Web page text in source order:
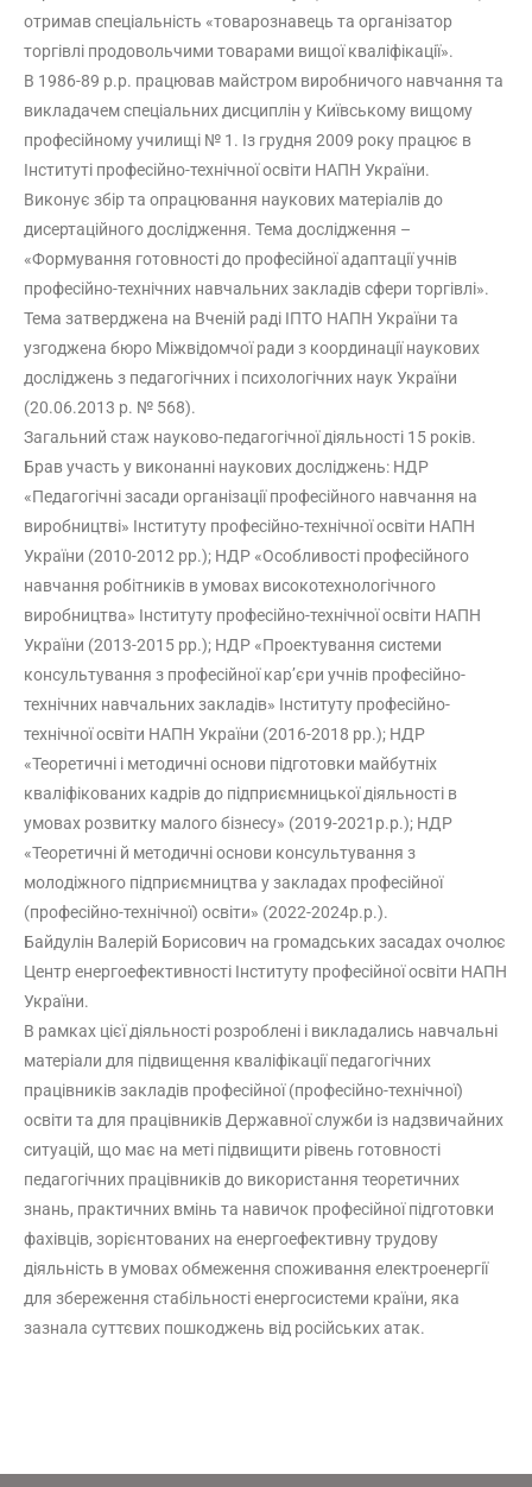
отримав спеціальність «товарознавець та організатор
торгівлі продовольчими товарами вищої кваліфікації».
В 1986-89 р.р. працював майстром виробничого навчання та
викладачем спеціальних дисциплін у Київському вищому
професійному училищі № 1. Із грудня 2009 року працює в
Інституті професійно-технічної освіти НАПН України.
Виконує збір та опрацювання наукових матеріалів до
дисертаційного дослідження. Тема дослідження –
«Формування готовності до професійної адаптації учнів
професійно-технічних навчальних закладів сфери торгівлі».
Тема затверджена на Вченій раді ІПТО НАПН України та
узгоджена бюро Міжвідомчої ради з координації наукових
досліджень з педагогічних і психологічних наук України
(20.06.2013 р. № 568).
Загальний стаж науково-педагогічної діяльності 15 років.
Брав участь у виконанні наукових досліджень: НДР
«Педагогічні засади організації професійного навчання на
виробництві» Інституту професійно-технічної освіти НАПН
України (2010-2012 рр.); НДР «Особливості професійного
навчання робітників в умовах високотехнологічного
виробництва» Інституту професійно-технічної освіти НАПН
України (2013-2015 рр.); НДР «Проектування системи
консультування з професійної кар’єри учнів професійно-
технічних навчальних закладів» Інституту професійно-
технічної освіти НАПН України (2016-2018 рр.); НДР
«Теоретичні і методичні основи підготовки майбутніх
кваліфікованих кадрів до підприємницької діяльності в
умовах розвитку малого бізнесу» (2019-2021р.р.); НДР
«Теоретичні й методичні основи консультування з
молодіжного підприємництва у закладах професійної
(професійно-технічної) освіти» (2022-2024р.р.).
Байдулін Валерій Борисович на громадських засадах очолює
Центр енергоефективності Інституту професійної освіти НАПН
України.
В рамках цієї діяльності розроблені і викладались навчальні
матеріали для підвищення кваліфікації педагогічних
працівників закладів професійної (професійно-технічної)
освіти та для працівників Державної служби із надзвичайних
ситуацій, що має на меті підвищити рівень готовності
педагогічних працівників до використання теоретичних
знань, практичних вмінь та навичок професійної підготовки
фахівців, зорієнтованих на енергоефективну трудову
діяльність в умовах обмеження споживання електроенергії
для збереження стабільності енергосистеми країни, яка
зазнала суттєвих пошкоджень від російських атак.